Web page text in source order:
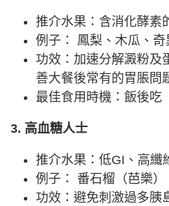
推介水果：含消化酵素
例子： 鳳梨、木瓜、奇
功效：加速分解澱粉及
善大餐後常有的胃脹問
最佳食用時機：飯後吃
3. 高血糖人士
推介水果：低GI、高纖
例子： 番石榴（芭樂
功效：避免刺激過多胰